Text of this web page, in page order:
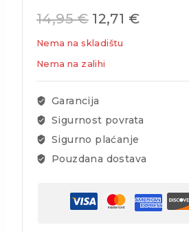
14,95€ 12,71 €
Nema na skladištu
Nema na zalihi
Garancija
Sigurnost povrata
Sigurno plaćanje
Pouzdana dostava